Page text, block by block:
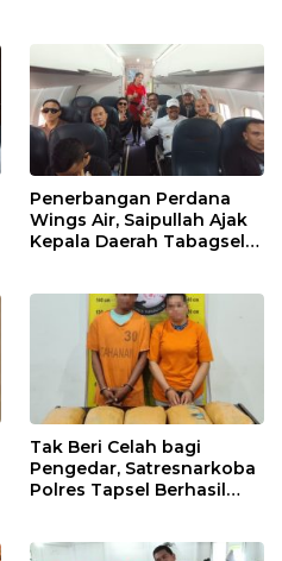
Penerbangan Perdana
Wings Air, Saipullah Ajak
Kepala Daerah Tabagsel
Tak Beri Celah bagi
Pengedar, Satresnarkoba
Polres Tapsel Berhasil